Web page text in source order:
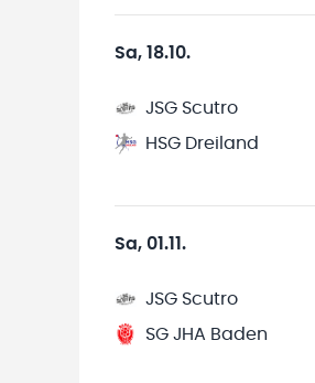
Sa, 18.10.
JSG Scutro
HSG Dreiland
Sa, 01.11.
JSG Scutro
SG JHA Baden